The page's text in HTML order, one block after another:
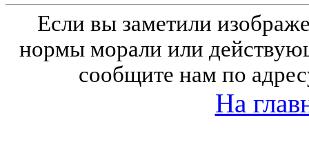
Если вы заметили
нормы морали или
сообщите нам по
На